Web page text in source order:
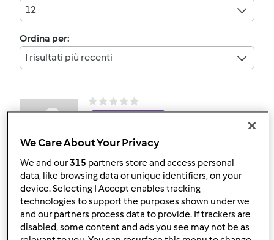
12
Ordina per:
I risultati più recenti
CONIGLIETTO di
daOspite
0 0 -- --
We Care About Your Privacy
We and our315 partners store and access personal
data, like browsing data or unique identifiers, on your
device. Selecting I Accept enables tracking
technologies to support the purposes shown under we
and our partners process data to provide. If trackers are
disabled, some content and ads you see may not be as